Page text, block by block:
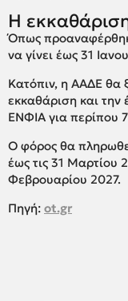
Η
Όπως
να γίνει έως 31
Κατόπιν, η ΑΑΔΕ θα
εκκαθάριση και την
ΕΝΦΙΑ για περίπου 7
Ο φόρος θα
έως τις 31 Μαρτίου
Φεβρουαρίου 2027.
Πηγή: ot.gr